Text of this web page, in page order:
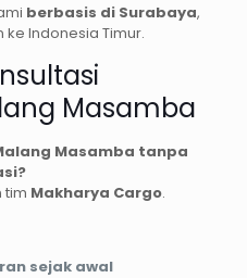
berbasis di Surabaya,
Indonesia Timur.
Masamba
Masamba tanpa
tim Makharya Cargo.
sejak awal